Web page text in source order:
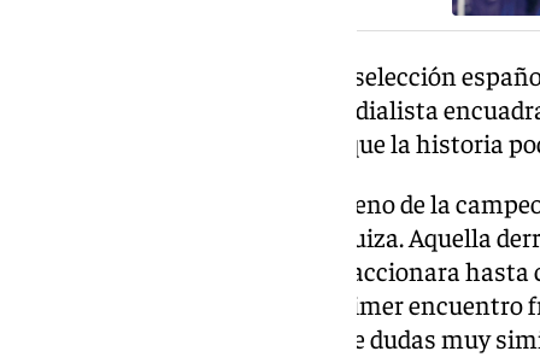
Tampoco cambia el grupo de la selección
España inició su aventura mundialista
que ha alimentado la teoría de que la historia
Y si hubo algo que marcó el estreno de la
la inesperada derrota frente a Suiza. Aquella
críticas antes de que España reaccionara
Roja tampoco logró ganar su primer
inferior, provocando un clima de dudas muy